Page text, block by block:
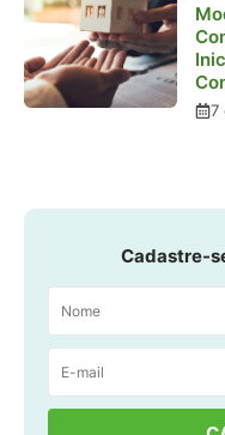
7
Cadastre-